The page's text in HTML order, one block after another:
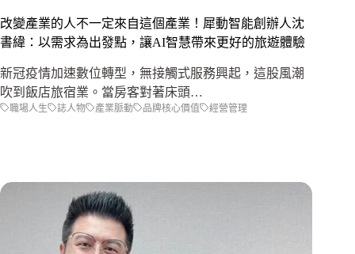
改變產業的人不一定來自這個產業！犀動智能創辦人沈
書緯：以需求為出發點，讓AI智慧帶來更好的旅遊體驗
新冠疫情加速數位轉型，無接觸式服務興起，這股風潮
吹到飯店旅宿業。當房客對著床頭…
職場人生 誌人物 產業脈動 品牌核心價值 經營管理